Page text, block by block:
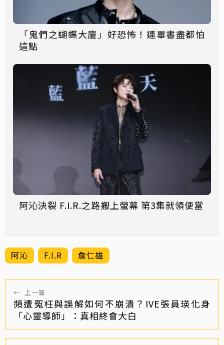
「鬼們之蝴蝶大廈」好恐怖！連畢書盡都怕
這點
阿沁決裂 F.I.R.之路搬上螢幕 第3集就領便當
阿沁 F.I.R 詹仁雄
← 上一篇
頻遭冤枉與誤解如何不崩潰？IVE張員瑛化身
「心靈導師」：真相終會大白